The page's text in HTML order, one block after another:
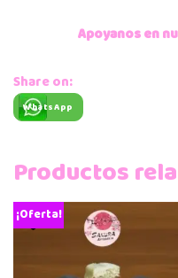
Apoyanos en
Share on:
WhatsApp
Productos
¡Oferta!